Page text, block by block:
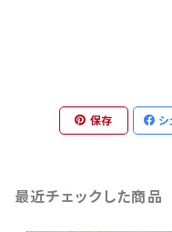
保存 シ
最近チェックした商品